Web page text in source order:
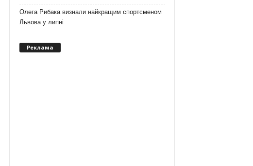
Олега Рибака визнали найкращим спортсменом
Львова у липні
Реклама